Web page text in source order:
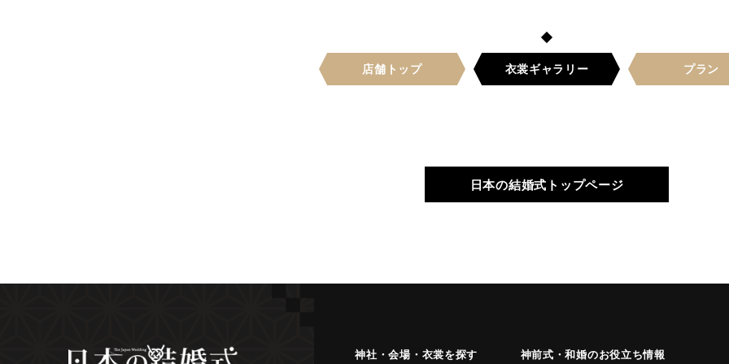
店舗トップ 衣裳ギャラリー プラン
日本の結婚式トップページ
神社・会場・衣裳を探す 神前式・和婚のお役立ち情報